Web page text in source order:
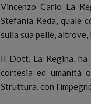
Vincenzo Carlo La
Stefania Reda, quale
sulla sua pelle, altrove,
Il Dott. La Regina,
cortesia ed umanità
Struttura, con